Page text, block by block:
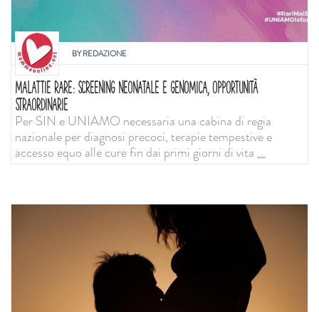
BYREDAZIONE
MALATTIE RARE: SCREENING NEONATALE E GENOMICA, OPPORTUNITÀ
STRAORDINARIE
Per SIN e UNIAMO necessaria una cabina di regia
nazionale per diagnosi precoci, terapie tempestive e
accesso equo alle cure fin dai primi giorni di vita ...